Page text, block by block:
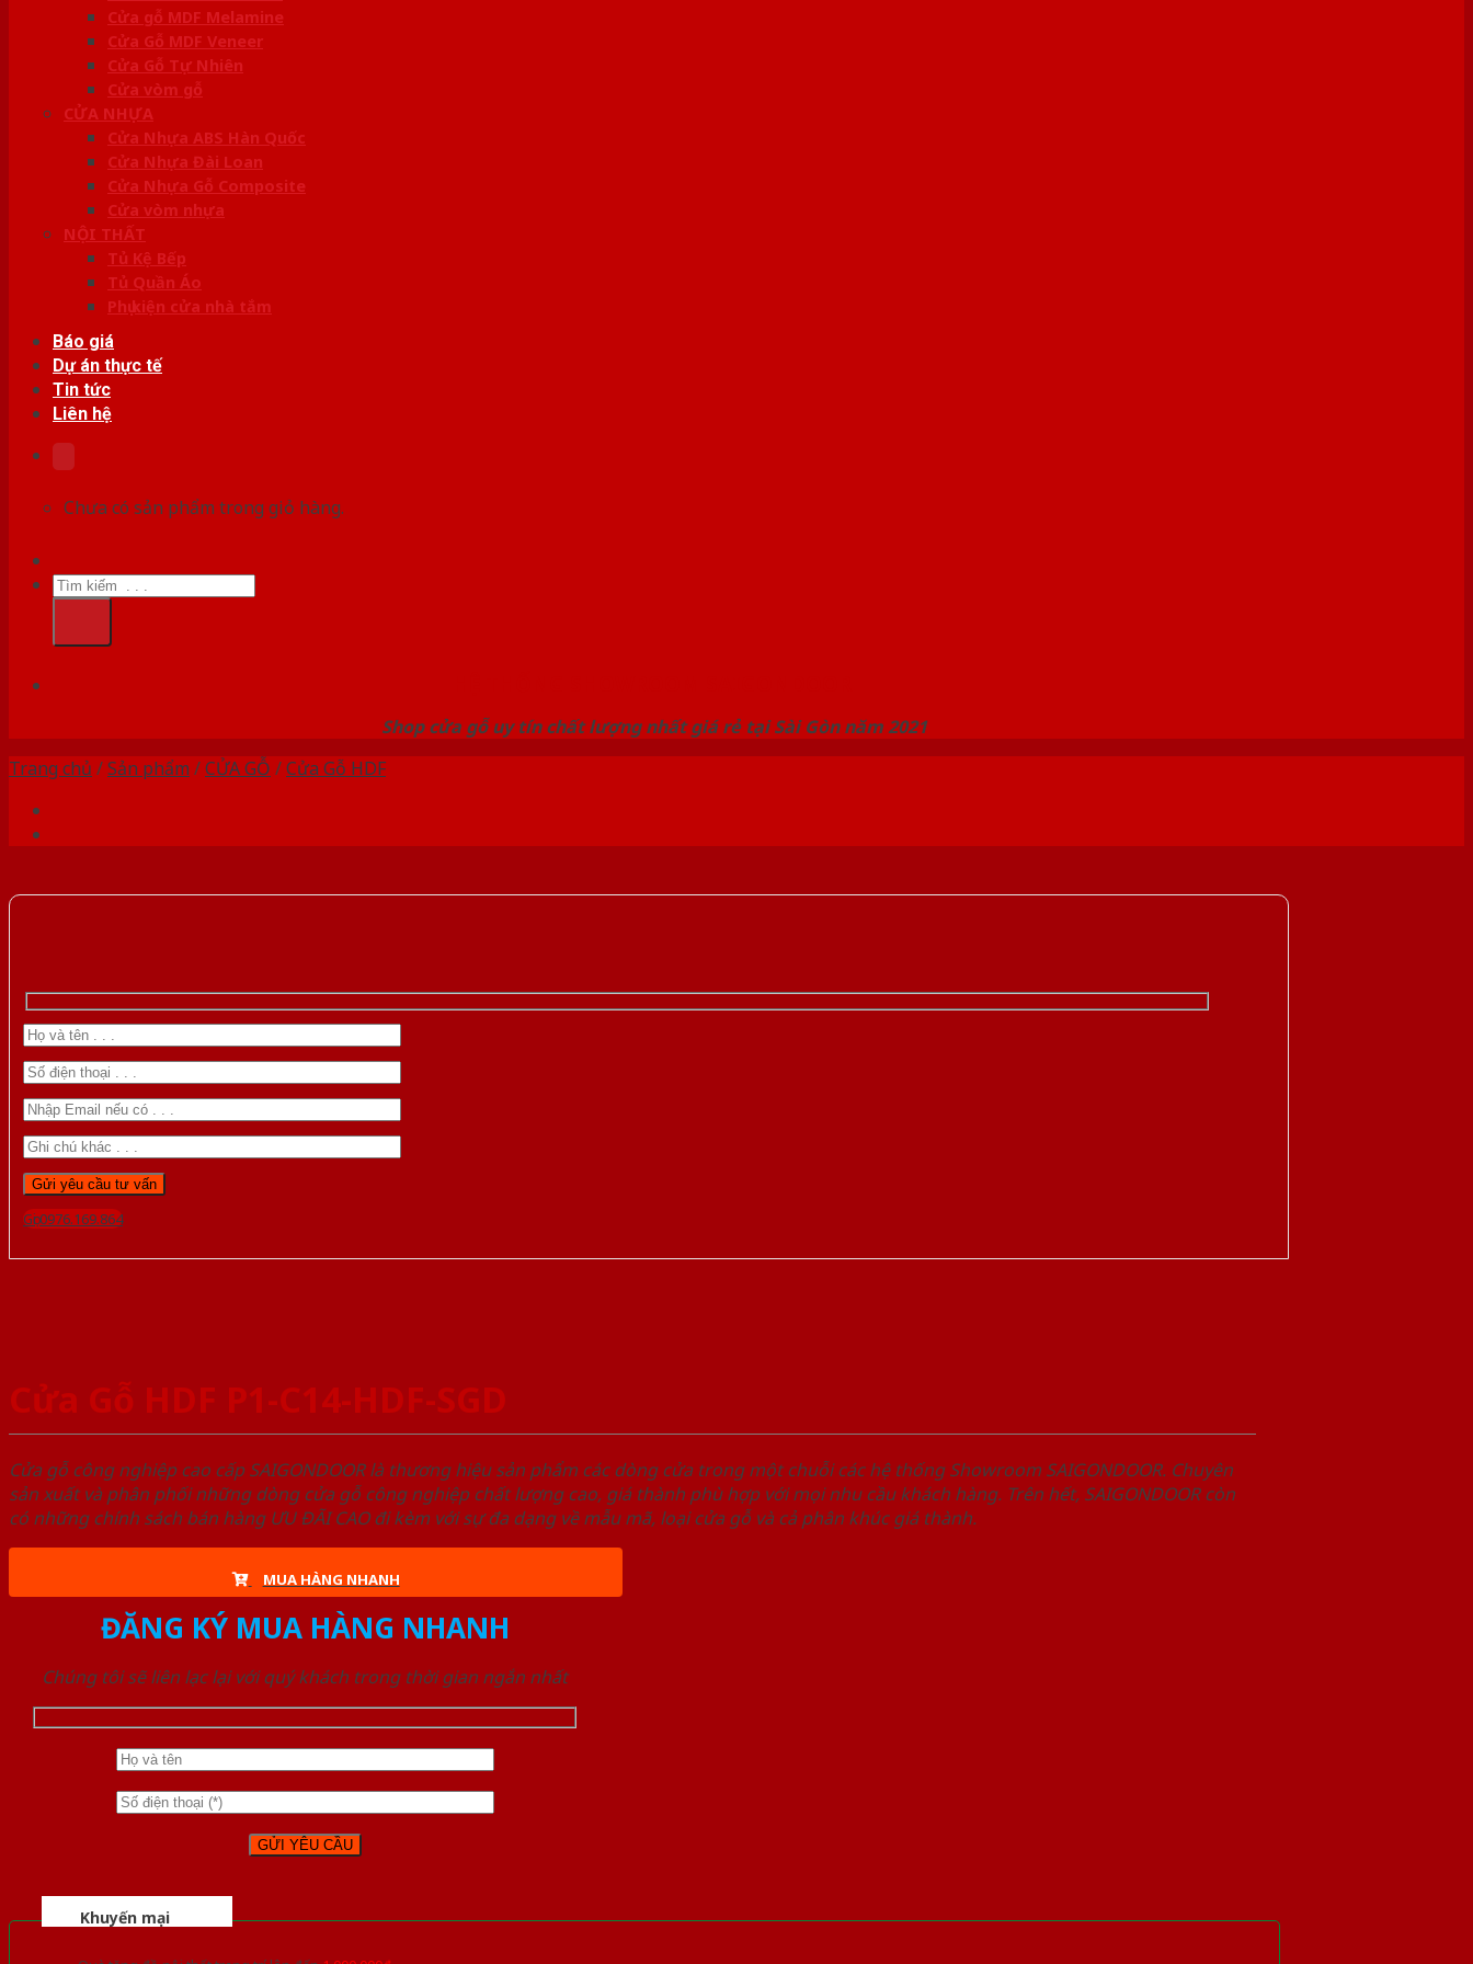
Cửa gỗ MDF Melamine
Cửa Gỗ MDF Veneer
Cửa Gỗ Tự Nhiên
Cửa vòm gỗ
CỬA NHỰA
Cửa Nhựa ABS Hàn Quốc
Cửa Nhựa Đài Loan
Cửa Nhựa Gỗ Composite
Cửa vòm nhựa
NỘI THẤT
Tủ Kệ Bếp
Tủ Quần Áo
Phụ kiện cửa nhà tắm
Báo giá
Dự án thực tế
Tin tức
Liên hệ
Chưa có sản phẩm trong giỏ hàng.
Tìm
kiếm:
Shop cửa gỗ uy tín chất lượng nhất giá rẻ tại Sài Gòn năm 2021
Trang chủ /Sản phẩm /CỬA GỖ /Cửa Gỗ HDF
Gọi 0976.169.864
Cửa Gỗ HDF P1-C14-HDF-SGD
Cửa gỗ công nghiệp cao cấp SAIGONDOOR là thương hiệu sản phẩm các dòng cửa trong một chuỗi các hệ thống Showroom SAIGONDOOR. Chuyên
sản xuất và phân phối những dòng cửa gỗ công nghiệp chất lượng cao, giá thành phù hợp với mọi nhu cầu khách hàng. Trên hết, SAIGONDOOR còn
có những chính sách bán hàng ƯU ĐÃI CAO đi kèm với sự đa dạng về mẫu mã, loại cửa gỗ và cả phân khúc giá thành.
MUA HÀNG NHANH
ĐĂNG KÝ MUA HÀNG NHANH
Chúng tôi sẽ liên lạc lại với quý khách trong thời gian ngắn nhất
Khuyến mại